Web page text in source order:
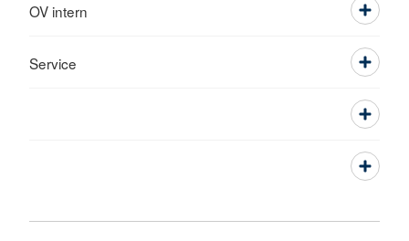
OV intern
Service